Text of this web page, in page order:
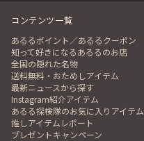
コンテンツ一覧
あるるポイント／あるるクーポン
知って好きになるあるるのお店
全国の隠れた名物
送料無料・おためしアイテム
最新ニュースから探す
Instagram紹介アイテム
あるる探検隊のお気に入りアイテム
推しアイテムレポート
プレゼントキャンペーン